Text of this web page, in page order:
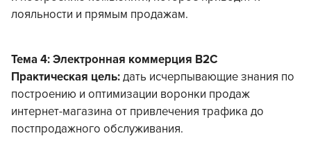
лояльности и прямым продажам.
Тема 4: Электронная коммерция B2C
Практическая цель: дать исчерпывающие знания по
построению и оптимизации воронки продаж
интернет-магазина от привлечения трафика до
постпродажного обслуживания.